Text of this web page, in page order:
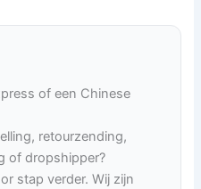
of een Chinese
retourzending,
of dropshipper?
stap verder. Wij zijn